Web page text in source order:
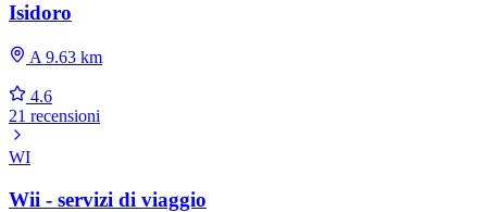
Isidoro
A 9.63 km
4.6
21 recensioni
WI
Wii - servizi di viaggio